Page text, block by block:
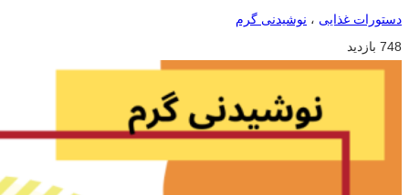
دستورات غذایی ، نوشیدنی گرم
748 بازدید